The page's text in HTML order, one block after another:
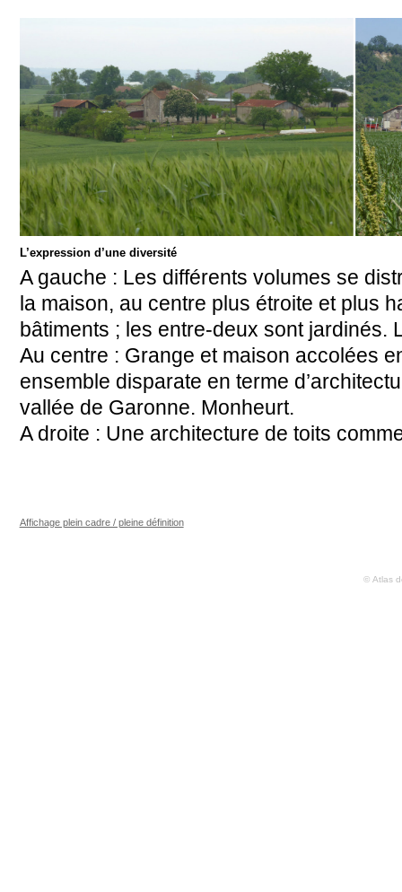
L’expression d’une diversité
A gauche : Les différents volumes se
la maison, au centre plus étroite et plus
bâtiments ; les entre-deux sont jardinés.
Au centre : Grange et maison accolées
ensemble disparate en terme
vallée de Garonne. Monheurt.
A droite : Une architecture de toits
Affichage plein cadre / pleine définition
© Atlas